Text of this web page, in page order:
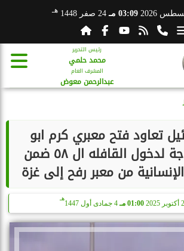
03:09 مـ 24 صفر 1448 هـ
رئيس التحرير
محمد حلمي
المشرف العام
عبدالرحمن معوض
تعاود فتح معبري كرم ابو
سالم والعوجة لدخول القافله ال ٥٨ ضمن
من معبر رفح إلى غزة
01:00 مـ 4 جمادى أول 1447
هـ